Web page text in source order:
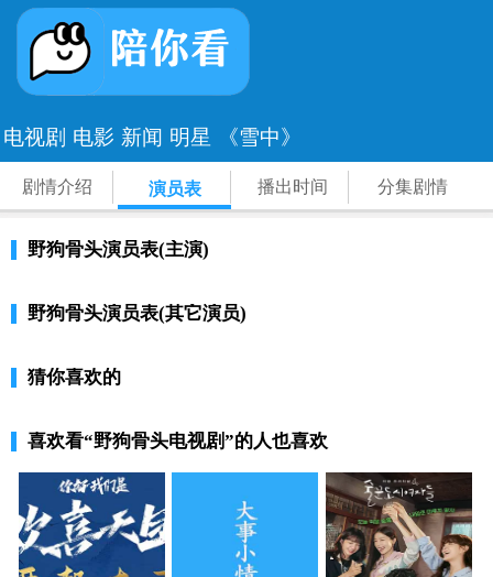
电视剧 电影 新闻 明星 《雪中》
剧情介绍 演员表 播出时间 分集剧情
野狗骨头演员表(主演)
野狗骨头演员表(其它演员)
猜你喜欢的
喜欢看“野狗骨头电视剧”的人也喜欢